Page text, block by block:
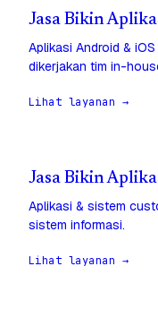
Jasa Bikin
Aplikasi Android &
dikerjakan tim in-
Lihat layanan →
Jasa Bikin
Aplikasi & sistem
sistem informasi.
Lihat layanan →